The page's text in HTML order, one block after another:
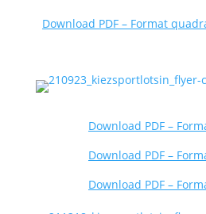
Download PDF – Format
Download PDF –
Download PDF –
Download PDF –